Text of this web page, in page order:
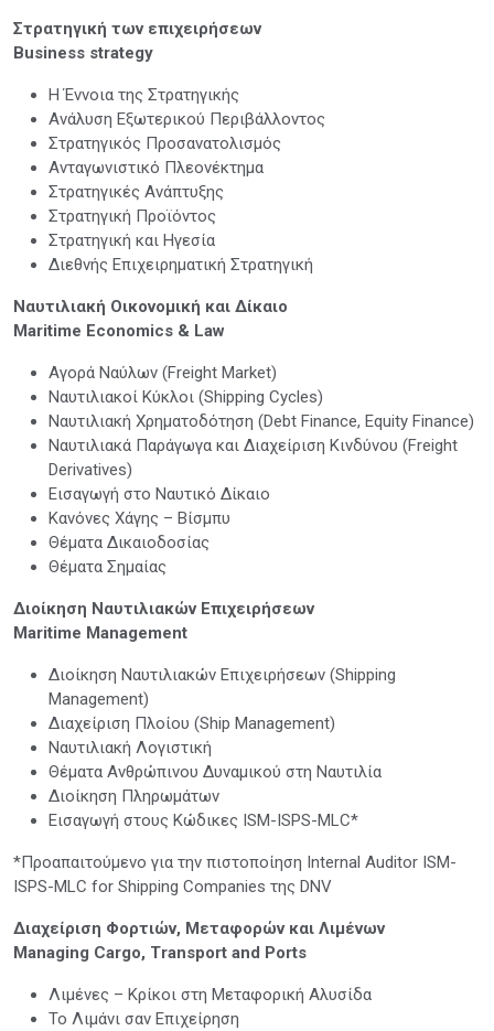
Στρατηγική των επιχειρήσεων
Business strategy
Η Έννοια της Στρατηγικής
Ανάλυση Εξωτερικού Περιβάλλοντος
Στρατηγικός Προσανατολισμός
Ανταγωνιστικό Πλεονέκτημα
Στρατηγικές Ανάπτυξης
Στρατηγική Προϊόντος
Στρατηγική και Ηγεσία
Διεθνής Επιχειρηματική Στρατηγική
Ναυτιλιακή Οικονομική και Δίκαιο
Maritime Economics & Law
Αγορά Ναύλων (Freight Market)
Ναυτιλιακοί Κύκλοι (Shipping Cycles)
Ναυτιλιακή Χρηματοδότηση (Debt Finance, Equity Finance)
Ναυτιλιακά Παράγωγα και Διαχείριση Κινδύνου (Freight
Derivatives)
Εισαγωγή στο Ναυτικό Δίκαιο
Κανόνες Χάγης – Βίσμπυ
Θέματα Δικαιοδοσίας
Θέματα Σημαίας
Διοίκηση Nαυτιλιακών Eπιχειρήσεων
Maritime Management
Διοίκηση Ναυτιλιακών Επιχειρήσεων (Shipping
Management)
Διαχείριση Πλοίου (Ship Management)
Ναυτιλιακή Λογιστική
Θέματα Ανθρώπινου Δυναμικού στη Ναυτιλία
Διοίκηση Πληρωμάτων
Εισαγωγή στους Κώδικες ISM-ISPS-MLC*
*Προαπαιτούμενο για την πιστοποίηση Internal Auditor ISM-
ISPS-MLC for Shipping Companies της DNV
Διαχείριση Φορτιών, Μεταφορών και Λιμένων
Managing Cargo, Transport and Ports
Λιμένες – Κρίκοι στη Μεταφορική Αλυσίδα
Το Λιμάνι σαν Επιχείρηση